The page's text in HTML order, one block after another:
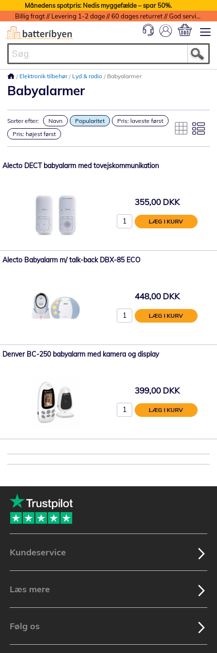
Månedens spotpris: Nedis myggefælde – spar 50%.
Billig fragt // Levering 1-2 dage // 60 dages returret // God service med garanti
Elektronik tilbehør Lyd & radio Babyalarmer
Babyalarmer
Sorter efter: Navn Popularitet
Pris: laveste først
Pris: højest først
Alecto DECT babyalarm med tovejskommunikation
355,00 DKK
LÆG I KURV
Alecto Babyalarm m/ talk-back DBX-85 ECO
448,00 DKK
LÆG I KURV
Denver BC-250 babyalarm med kamera og display
399,00 DKK
LÆG I KURV
Kundeservice
Læs mere
Følg os